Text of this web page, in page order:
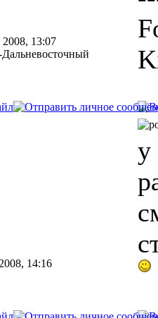
13:07
14:16
у